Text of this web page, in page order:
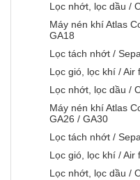
Lọc nhớt, lọc dầu /
Máy nén khí Atlas
GA18
Lọc tách nhớt /
Lọc gió, lọc khí /
Lọc nhớt, lọc dầu /
Máy nén khí Atlas
GA26 / GA30
Lọc tách nhớt /
Lọc gió, lọc khí /
Lọc nhớt, lọc dầu /